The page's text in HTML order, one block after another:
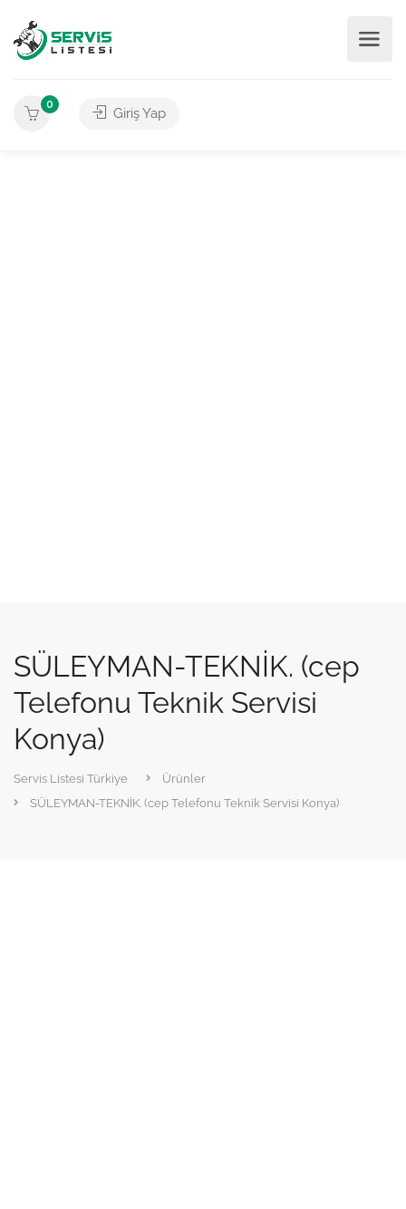
0
Giriş Yap
SÜLEYMAN-TEKNİK. (cep
Telefonu Teknik Servisi
Konya)
Servis Listesi Türkiye
Ürünler
SÜLEYMAN-TEKNİK. (cep Telefonu Teknik Servisi Konya)